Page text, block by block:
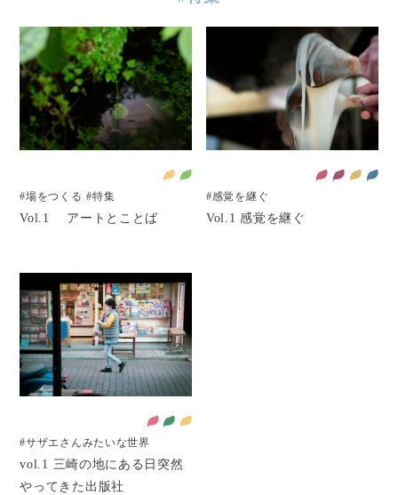
#場をつくる #特集
Vol.1 アートとことば
#感覚を継ぐ
Vol.1 感覚を継ぐ
#サザエさんみたいな世界
vol.1 三崎の地にある日突然
やってきた出版社